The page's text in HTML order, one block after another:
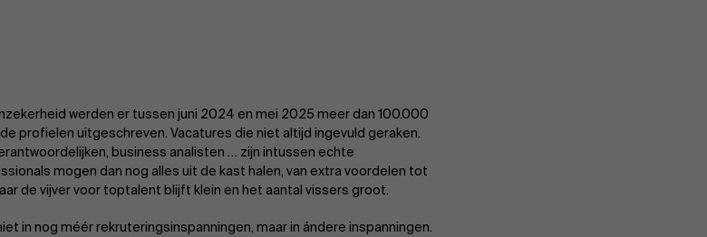
werden er tussen juni 2024 en mei 2025 meer dan 100.000
profielen uitgeschreven. Vacatures die niet altijd ingevuld geraken.
business analisten … zijn intussen echte
mogen dan nog alles uit de kast halen, van extra voordelen tot
de vijver voor toptalent blijft klein en het aantal vissers groot.
in nog méér rekruteringsinspanningen, maar in ándere inspanningen.